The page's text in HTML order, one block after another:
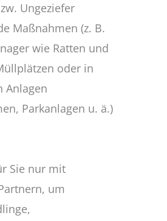
Ungeziefer
Maßnahmen (z. B.
wie Ratten und
oder in
Anlagen
Parkanlagen u. ä.)
Sie nur mit
um